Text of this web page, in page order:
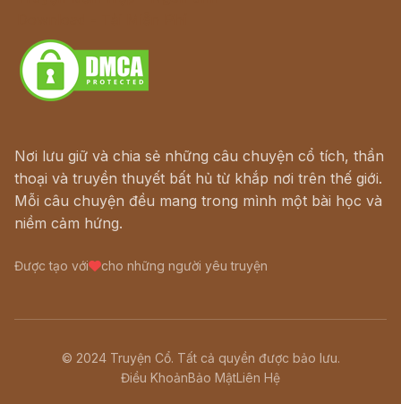
Nơi lưu giữ và chia sẻ những câu chuyện cổ tích, thần
thoại và truyền thuyết bất hủ từ khắp nơi trên thế giới.
Mỗi câu chuyện đều mang trong mình một bài học và
niềm cảm hứng.
Được tạo với cho những người yêu truyện
© 2024 Truyện Cổ. Tất cả quyền được bảo lưu.
Điều KhoảnBảo MậtLiên Hệ